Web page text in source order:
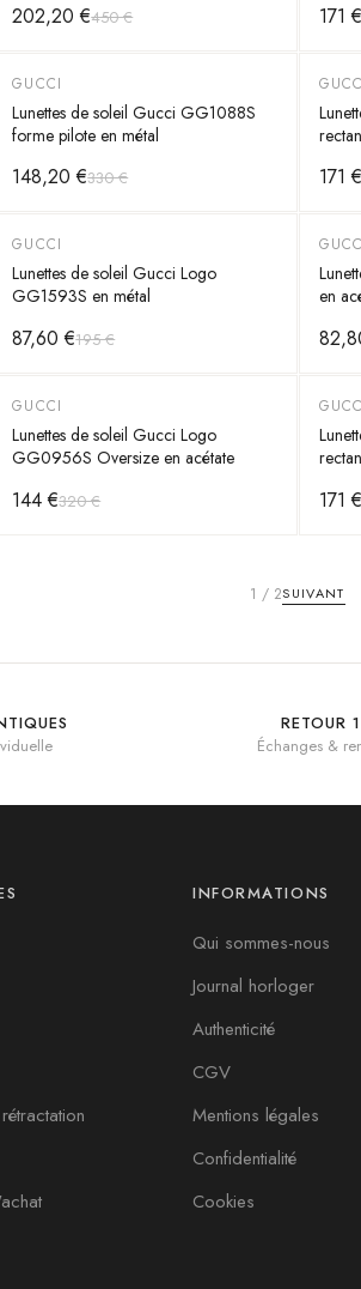
202,20 €450 € 171 €
-55 %
GUCCI
Lunettes de soleil Gucci GG1088S
forme pilote en métal
148,20 €330 €
-55%
171 €
-55 %
GUCCI
Lunettes de soleil Gucci Logo
GG1593S en métal
87,60 €195 €
-55%
en
-55 %
GUCCI
Lunettes de soleil Gucci Logo
GG0956S Oversize en acétate
144 €320 €
-55%
171 €
1 / 2SUIVANT
RETOUR
Échanges &
INFORMATIONS
Qui sommes-nous
Journal horloger
Authenticité
CGV
Mentions légales
Confidentialité
Cookies